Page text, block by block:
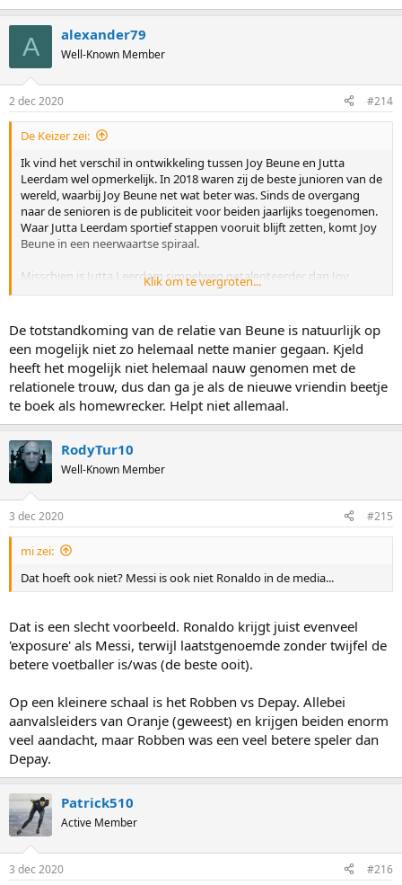
A alexander79
Well-Known Member
2 dec 2020 #214
De Keizer zei:
Ik vind het verschil in ontwikkeling tussen Joy Beune en Jutta
Leerdam wel opmerkelijk. In 2018 waren zij de beste junioren van de
wereld, waarbij Joy Beune net wat beter was. Sinds de overgang
naar de senioren is de publiciteit voor beiden jaarlijks toegenomen.
Waar Jutta Leerdam sportief stappen vooruit blijft zetten, komt Joy
Beune in een neerwaartse spiraal.
Misschien is Jutta Leerdam simpelweg getalenteerder dan Joy
Beune. Maar ik sluit ook niet uit dat eerstgenoemde veel beter om
terug zien in de prestaties.
Klik om te vergroten...
De totstandkoming van de relatie van Beune is natuurlijk op
een mogelijk niet zo helemaal nette manier gegaan. Kjeld
heeft het mogelijk niet helemaal nauw genomen met de
relationele trouw, dus dan ga je als de nieuwe vriendin beetje
te boek als homewrecker. Helpt niet allemaal.
RodyTur10
Well-Known Member
3 dec 2020 #215
mi zei:
Dat hoeft ook niet? Messi is ook niet Ronaldo in de media...
Dat is een slecht voorbeeld. Ronaldo krijgt juist evenveel
'exposure' als Messi, terwijl laatstgenoemde zonder twijfel de
betere voetballer is/was (de beste ooit).
Op een kleinere schaal is het Robben vs Depay. Allebei
aanvalsleiders van Oranje (geweest) en krijgen beiden enorm
veel aandacht, maar Robben was een veel betere speler dan
Depay.
Patrick510
Active Member
3 dec 2020 #216